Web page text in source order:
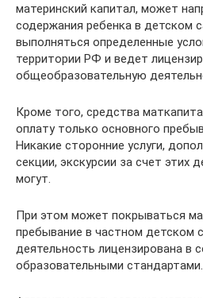
материнский капитал, может
содержания ребенка в детском
выполняться определенные
территории РФ и ведет
общеобразовательную
Кроме того, средства
оплату только основного
Никакие сторонние услуги,
секции, экскурсии за счет этих
могут.
При этом может покрываться
пребывание в частном детском
деятельность лицензирована в
образовательными стандартами.